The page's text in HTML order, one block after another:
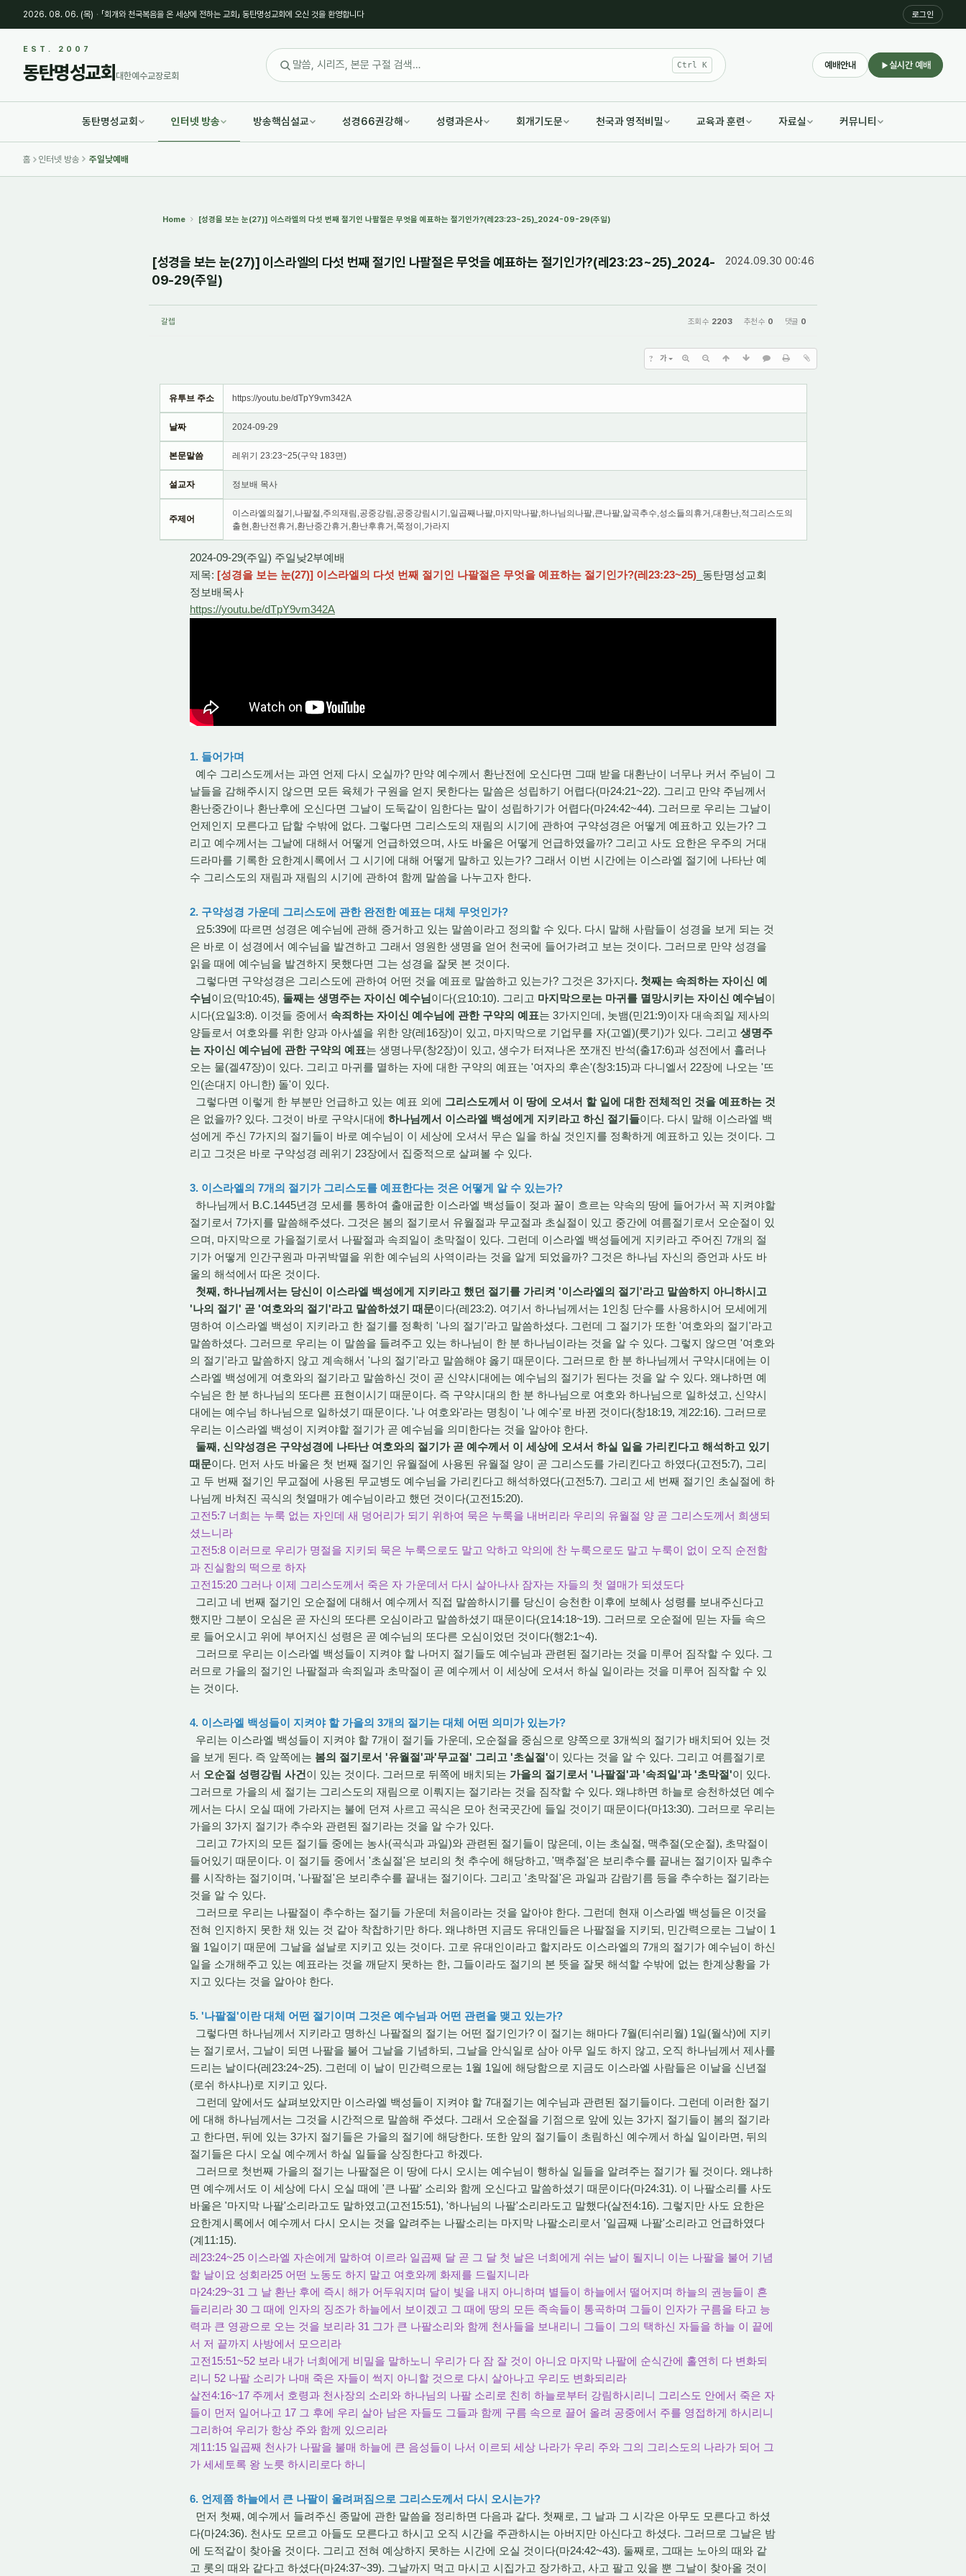
2026. 08. 06. (목) · 「회개와 천국복음을 온 세상에 전하는 교회」 동탄명성교회에 오신 것을 환영합니다 로그인
EST. 2007
동탄명성교회 대한예수교장로회
Ctrl K 예배안내 실시간 예배
동탄명성교회 인터넷 방송 방송핵심설교 성경66권강해 성령과은사 회개기도문 천국과 영적비밀 교육과 훈련 자료실 커뮤니티
홈 인터넷 방송 주일낮예배
Home [성경을 보는 눈(27)] 이스라엘의 다섯 번째 절기인 나팔절은 무엇을 예표하는 절기인가?(레23:23~25)_2024-09-29(주일)
2024.09.30 00:46
[성경을 보는 눈(27)] 이스라엘의 다섯 번째 절기인 나팔절은 무엇을 예표하는 절기인가?(레23:23~25)_2024-
09-29(주일)
갈렙 조회 수 2203 추천 수 0 댓글 0
? 가
유투브 주소 https://youtu.be/dTpY9vm342A
날짜 2024-09-29
본문말씀 레위기 23:23~25(구약 183면)
설교자 정보배 목사
주제어
이스라엘의절기,나팔절,주의재림,공중강림,공중강림시기,일곱째나팔,마지막나팔,하나님의나팔,큰나팔,알곡추수,성소들의휴거,대환난,적그리스도의
출현,환난전휴거,환난중간휴거,환난후휴거,쭉정이,가라지
2024-09-29(주일) 주일낮2부예배
제목: [성경을 보는 눈(27)] 이스라엘의 다섯 번째 절기인 나팔절은 무엇을 예표하는 절기인가?(레23:23~25) _동탄명성교회
정보배목사
https://youtu.be/dTpY9vm342A
1. 들어가며
예수 그리스도께서는 과연 언제 다시 오실까? 만약 예수께서 환난전에 오신다면 그때 받을 대환난이 너무나 커서 주님이 그
날들을 감해주시지 않으면 모든 육체가 구원을 얻지 못한다는 말씀은 성립하기 어렵다(마24:21~22). 그리고 만약 주님께서
환난중간이나 환난후에 오신다면 그날이 도둑같이 임한다는 말이 성립하기가 어렵다(마24:42~44). 그러므로 우리는 그날이
언제인지 모른다고 답할 수밖에 없다. 그렇다면 그리스도의 재림의 시기에 관하여 구약성경은 어떻게 예표하고 있는가? 그
리고 예수께서는 그날에 대해서 어떻게 언급하였으며, 사도 바울은 어떻게 언급하였을까? 그리고 사도 요한은 우주의 거대
드라마를 기록한 요한계시록에서 그 시기에 대해 어떻게 말하고 있는가? 그래서 이번 시간에는 이스라엘 절기에 나타난 예
수 그리스도의 재림과 재림의 시기에 관하여 함께 말씀을 나누고자 한다.
2. 구약성경 가운데 그리스도에 관한 완전한 예표는 대체 무엇인가?
요5:39에 따르면 성경은 예수님에 관해 증거하고 있는 말씀이라고 정의할 수 있다. 다시 말해 사람들이 성경을 보게 되는 것
은 바로 이 성경에서 예수님을 발견하고 그래서 영원한 생명을 얻어 천국에 들어가려고 보는 것이다. 그러므로 만약 성경을
읽을 때에 예수님을 발견하지 못했다면 그는 성경을 잘못 본 것이다.
그렇다면 구약성경은 그리스도에 관하여 어떤 것을 예표로 말씀하고 있는가? 그것은 3가지다. 첫째는 속죄하는 자이신 예
수님이요(막10:45), 둘째는 생명주는 자이신 예수님이다(요10:10). 그리고 마지막으로는 마귀를 멸망시키는 자이신 예수님이
시다(요일3:8). 이것들 중에서 속죄하는 자이신 예수님에 관한 구약의 예표는 3가지인데, 놋뱀(민21:9)이자 대속죄일 제사의
양들로서 여호와를 위한 양과 아사셀을 위한 양(레16장)이 있고, 마지막으로 기업무를 자(고엘)(룻기)가 있다. 그리고 생명주
는 자이신 예수님에 관한 구약의 예표는 생명나무(창2장)이 있고, 생수가 터져나온 쪼개진 반석(출17:6)과 성전에서 흘러나
오는 물(겔47장)이 있다. 그리고 마귀를 멸하는 자에 대한 구약의 예표는 '여자의 후손'(창3:15)과 다니엘서 22장에 나오는 '뜨
인(손대지 아니한) 돌'이 있다.
그렇다면 이렇게 한 부분만 언급하고 있는 예표 외에 그리스도께서 이 땅에 오셔서 할 일에 대한 전체적인 것을 예표하는 것
은 없을까? 있다. 그것이 바로 구약시대에 하나님께서 이스라엘 백성에게 지키라고 하신 절기들이다. 다시 말해 이스라엘 백
성에게 주신 7가지의 절기들이 바로 예수님이 이 세상에 오셔서 무슨 일을 하실 것인지를 정확하게 예표하고 있는 것이다. 그
리고 그것은 바로 구약성경 레위기 23장에서 집중적으로 살펴볼 수 있다.
3. 이스라엘의 7개의 절기가 그리스도를 예표한다는 것은 어떻게 알 수 있는가?
하나님께서 B.C.1445년경 모세를 통하여 출애굽한 이스라엘 백성들이 젖과 꿀이 흐르는 약속의 땅에 들어가서 꼭 지켜야할
절기로서 7가지를 말씀해주셨다. 그것은 봄의 절기로서 유월절과 무교절과 초실절이 있고 중간에 여름절기로서 오순절이 있
으며, 마지막으로 가을절기로서 나팔절과 속죄일이 초막절이 있다. 그런데 이스라엘 백성들에게 지키라고 주어진 7개의 절
기가 어떻게 인간구원과 마귀박멸을 위한 예수님의 사역이라는 것을 알게 되었을까? 그것은 하나님 자신의 증언과 사도 바
울의 해석에서 따온 것이다.
첫째, 하나님께서는 당신이 이스라엘 백성에게 지키라고 했던 절기를 가리켜 '이스라엘의 절기'라고 말씀하지 아니하시고
'나의 절기' 곧 '여호와의 절기'라고 말씀하셨기 때문이다(레23:2). 여기서 하나님께서는 1인칭 단수를 사용하시어 모세에게
명하여 이스라엘 백성이 지키라고 한 절기를 정확히 '나의 절기'라고 말씀하셨다. 그런데 그 절기가 또한 '여호와의 절기'라고
말씀하셨다. 그러므로 우리는 이 말씀을 들려주고 있는 하나님이 한 분 하나님이라는 것을 알 수 있다. 그렇지 않으면 '여호와
의 절기'라고 말씀하지 않고 계속해서 '나의 절기'라고 말씀해야 옳기 때문이다. 그러므로 한 분 하나님께서 구약시대에는 이
스라엘 백성에게 여호와의 절기라고 말씀하신 것이 곧 신약시대에는 예수님의 절기가 된다는 것을 알 수 있다. 왜냐하면 예
수님은 한 분 하나님의 또다른 표현이시기 때문이다. 즉 구약시대의 한 분 하나님으로 여호와 하나님으로 일하셨고, 신약시
대에는 예수님 하나님으로 일하셨기 때문이다. '나 여호와'라는 명칭이 '나 예수'로 바뀐 것이다(창18:19, 계22:16). 그러므로
우리는 이스라엘 백성이 지켜야할 절기가 곧 예수님을 의미한다는 것을 알아야 한다.
둘째, 신약성경은 구약성경에 나타난 여호와의 절기가 곧 예수께서 이 세상에 오셔서 하실 일을 가리킨다고 해석하고 있기
때문이다. 먼저 사도 바울은 첫 번째 절기인 유월절에 사용된 유월절 양이 곧 그리스도를 가리킨다고 하였다(고전5:7), 그리
고 두 번째 절기인 무교절에 사용된 무교병도 예수님을 가리킨다고 해석하였다(고전5:7). 그리고 세 번째 절기인 초실절에 하
나님께 바쳐진 곡식의 첫열매가 예수님이라고 했던 것이다(고전15:20).
고전5:7 너희는 누룩 없는 자인데 새 덩어리가 되기 위하여 묵은 누룩을 내버리라 우리의 유월절 양 곧 그리스도께서 희생되
셨느니라
고전5:8 이러므로 우리가 명절을 지키되 묵은 누룩으로도 말고 악하고 악의에 찬 누룩으로도 말고 누룩이 없이 오직 순전함
과 진실함의 떡으로 하자
고전15:20 그러나 이제 그리스도께서 죽은 자 가운데서 다시 살아나사 잠자는 자들의 첫 열매가 되셨도다
그리고 네 번째 절기인 오순절에 대해서 예수께서 직접 말씀하시기를 당신이 승천한 이후에 보혜사 성령를 보내주신다고
했지만 그분이 오심은 곧 자신의 또다른 오심이라고 말씀하셨기 때문이다(요14:18~19). 그러므로 오순절에 믿는 자들 속으
로 들어오시고 위에 부어지신 성령은 곧 예수님의 또다른 오심이었던 것이다(행2:1~4).
그러므로 우리는 이스라엘 백성들이 지켜야 할 나머지 절기들도 예수님과 관련된 절기라는 것을 미루어 짐작할 수 있다. 그
러므로 가을의 절기인 나팔절과 속죄일과 초막절이 곧 예수께서 이 세상에 오셔서 하실 일이라는 것을 미루어 짐작할 수 있
는 것이다.
4. 이스라엘 백성들이 지켜야 할 가을의 3개의 절기는 대체 어떤 의미가 있는가?
우리는 이스라엘 백성들이 지켜야 할 7개이 절기들 가운데, 오순절을 중심으로 양쪽으로 3개씩의 절기가 배치되어 있는 것
을 보게 된다. 즉 앞쪽에는 봄의 절기로서 '유월절'과'무교절' 그리고 '초실절'이 있다는 것을 알 수 있다. 그리고 여름절기로
서 오순절 성령강림 사건이 있는 것이다. 그러므로 뒤쪽에 배치되는 가을의 절기로서 '나팔절'과 '속죄일'과 '초막절'이 있다.
그러므로 가을의 세 절기는 그리스도의 재림으로 이뤄지는 절기라는 것을 짐작할 수 있다. 왜냐하면 하늘로 승천하셨던 예수
께서는 다시 오실 때에 가라지는 불에 던져 사르고 곡식은 모아 천국곳간에 들일 것이기 때문이다(마13:30). 그러므로 우리는
가을의 3가지 절기가 추수와 관련된 절기라는 것을 알 수가 있다.
그리고 7가지의 모든 절기들 중에는 농사(곡식과 과일)와 관련된 절기들이 많은데, 이는 초실절, 맥추절(오순절), 초막절이
들어있기 때문이다. 이 절기들 중에서 '초실절'은 보리의 첫 추수에 해당하고, '맥추절'은 보리추수를 끝내는 절기이자 밀추수
를 시작하는 절기이며, '나팔절'은 보리추수를 끝내는 절기이다. 그리고 '초막절'은 과일과 감람기름 등을 추수하는 절기라는
것을 알 수 있다.
그러므로 우리는 나팔절이 추수하는 절기들 가운데 처음이라는 것을 알아야 한다. 그런데 현재 이스라엘 백성들은 이것을
전혀 인지하지 못한 채 있는 것 같아 착찹하기만 하다. 왜냐하면 지금도 유대인들은 나팔절을 지키되, 민간력으로는 그날이 1
월 1일이기 때문에 그날을 설날로 지키고 있는 것이다. 고로 유대인이라고 할지라도 이스라엘의 7개의 절기가 예수님이 하신
일을 소개해주고 있는 예표라는 것을 깨닫지 못하는 한, 그들이라도 절기의 본 뜻을 잘못 해석할 수밖에 없는 한계상황을 가
지고 있다는 것을 알아야 한다.
5. '나팔절'이란 대체 어떤 절기이며 그것은 예수님과 어떤 관련을 맺고 있는가?
그렇다면 하나님께서 지키라고 명하신 나팔절의 절기는 어떤 절기인가? 이 절기는 해마다 7월(티쉬리월) 1일(월삭)에 지키
는 절기로서, 그날이 되면 나팔을 불어 그날을 기념하되, 그날을 안식일로 삼아 아무 일도 하지 않고, 오직 하나님께서 제사를
드리는 날이다(레23:24~25). 그런데 이 날이 민간력으로는 1월 1일에 해당함으로 지금도 이스라엘 사람들은 이날을 신년절
(로쉬 하샤나)로 지키고 있다.
그런데 앞에서도 살펴보았지만 이스라엘 백성들이 지켜야 할 7대절기는 예수님과 관련된 절기들이다. 그런데 이러한 절기
에 대해 하나님께서는 그것을 시간적으로 말씀해 주셨다. 그래서 오순절을 기점으로 앞에 있는 3가지 절기들이 봄의 절기라
고 한다면, 뒤에 있는 3가지 절기들은 가을의 절기에 해당한다. 또한 앞의 절기들이 초림하신 예수께서 하실 일이라면, 뒤의
절기들은 다시 오실 예수께서 하실 일들을 상징한다고 하겠다.
그러므로 첫번째 가을의 절기는 나팔절은 이 땅에 다시 오시는 예수님이 행하실 일들을 알려주는 절기가 될 것이다. 왜냐하
면 예수께서도 이 세상에 다시 오실 때에 '큰 나팔' 소리와 함께 오신다고 말씀하셨기 때문이다(마24:31). 이 나팔소리를 사도
바울은 '마지막 나팔'소리라고도 말하였고(고전15:51), '하나님의 나팔'소리라도고 말했다(살전4:16). 그렇지만 사도 요한은
요한계시록에서 예수께서 다시 오시는 것을 알려주는 나팔소리는 마지막 나팔소리로서 '일곱째 나팔'소리라고 언급하였다
(계11:15).
레23:24~25 이스라엘 자손에게 말하여 이르라 일곱째 달 곧 그 달 첫 날은 너희에게 쉬는 날이 될지니 이는 나팔을 불어 기념
할 날이요 성회라25 어떤 노동도 하지 말고 여호와께 화제를 드릴지니라
마24:29~31 그 날 환난 후에 즉시 해가 어두워지며 달이 빛을 내지 아니하며 별들이 하늘에서 떨어지며 하늘의 권능들이 흔
들리리라 30 그 때에 인자의 징조가 하늘에서 보이겠고 그 때에 땅의 모든 족속들이 통곡하며 그들이 인자가 구름을 타고 능
력과 큰 영광으로 오는 것을 보리라 31 그가 큰 나팔소리와 함께 천사들을 보내리니 그들이 그의 택하신 자들을 하늘 이 끝에
서 저 끝까지 사방에서 모으리라
고전15:51~52 보라 내가 너희에게 비밀을 말하노니 우리가 다 잠 잘 것이 아니요 마지막 나팔에 순식간에 홀연히 다 변화되
리니 52 나팔 소리가 나매 죽은 자들이 썩지 아니할 것으로 다시 살아나고 우리도 변화되리라
살전4:16~17 주께서 호령과 천사장의 소리와 하나님의 나팔 소리로 친히 하늘로부터 강림하시리니 그리스도 안에서 죽은 자
들이 먼저 일어나고 17 그 후에 우리 살아 남은 자들도 그들과 함께 구름 속으로 끌어 올려 공중에서 주를 영접하게 하시리니
그리하여 우리가 항상 주와 함께 있으리라
계11:15 일곱째 천사가 나팔을 불매 하늘에 큰 음성들이 나서 이르되 세상 나라가 우리 주와 그의 그리스도의 나라가 되어 그
가 세세토록 왕 노릇 하시리로다 하니
6. 언제쯤 하늘에서 큰 나팔이 울려퍼짐으로 그리스도께서 다시 오시는가?
먼저 첫째, 예수께서 들려주신 종말에 관한 말씀을 정리하면 다음과 같다. 첫째로, 그 날과 그 시각은 아무도 모른다고 하셨
다(마24:36). 천사도 모르고 아들도 모른다고 하시고 오직 시간을 주관하시는 아버지만 아신다고 하셨다. 그러므로 그날은 밤
에 도적같이 찾아올 것이다. 그리고 전혀 예상하지 못하는 시간에 오실 것이다(마24:42~43). 둘째로, 그때는 노아의 때와 같
고 롯의 때와 같다고 하셨다(마24:37~39). 그날까지 먹고 마시고 시집가고 장가하고, 사고 팔고 있을 뿐 그날이 찾아올 것이
Sketchbook5, 스케치북5
Sketchbook5, 스케치북5
Sketchbook5, 스케치북5
Sketchbook5, 스케치북5